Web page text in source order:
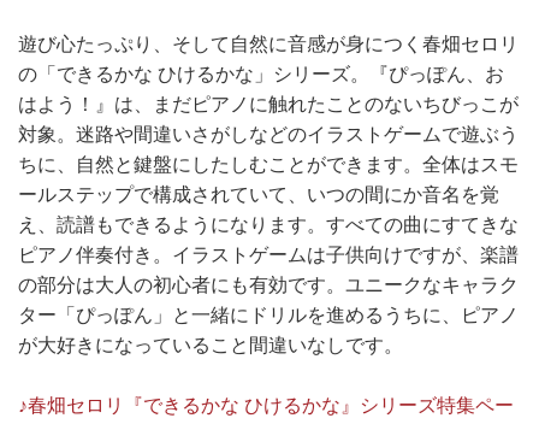
遊び心たっぷり、そして自然に音感が身につく春畑セロリ
の「できるかな ひけるかな」シリーズ。『ぴっぽん、お
はよう！』は、まだピアノに触れたことのないちびっこが
対象。迷路や間違いさがしなどのイラストゲームで遊ぶう
ちに、自然と鍵盤にしたしむことができます。全体はスモ
ールステップで構成されていて、いつの間にか音名を覚
え、読譜もできるようになります。すべての曲にすてきな
ピアノ伴奏付き。イラストゲームは子供向けですが、楽譜
の部分は大人の初心者にも有効です。ユニークなキャラク
ター「ぴっぽん」と一緒にドリルを進めるうちに、ピアノ
が大好きになっていること間違いなしです。
♪春畑セロリ『できるかな ひけるかな』シリーズ特集ペー